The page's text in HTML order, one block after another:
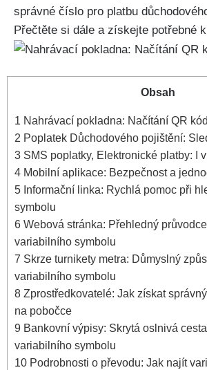
správné číslo pro platbu
Přečtěte si dále a získejte potřebné
Obsah
1 Nahrávací pokladna: Načítání QR
2 Poplatek Důchodového pojištění:
3 SMS poplatky, Elektronické platby: I
4 Mobilní aplikace: Bezpečnost a
5 Informační linka: Rychlá pomoc při
symbolu
6 Webová stránka: Přehledný
variabilního symbolu
7 Skrze turnikety metra: Důmyslný
variabilního symbolu
8 Zprostředkovatelé: Jak získat
na pobočce
9 Bankovní výpisy: Skrytá oslnivá
variabilního symbolu
10 Podrobnosti o převodu: Jak najít